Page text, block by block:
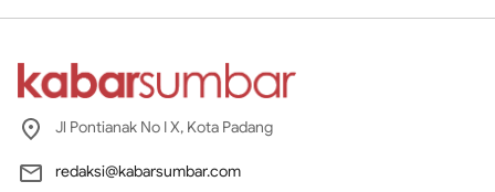
Jl Pontianak No I X, Kota Padang
redaksi@kabarsumbar.com